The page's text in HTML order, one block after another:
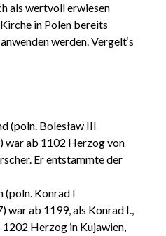
als wertvoll erwiesen
in Polen bereits
werden. Vergelt‘s
(poln. Bolesław III
war ab 1102 Herzog von
Er entstammte der
(poln. Konrad I
ab 1199, als Konrad I.,
Herzog in Kujawien,